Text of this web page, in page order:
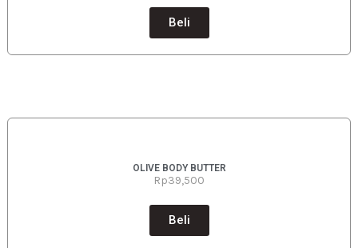
Beli
OLIVE BODY BUTTER
Rp39,500
Beli